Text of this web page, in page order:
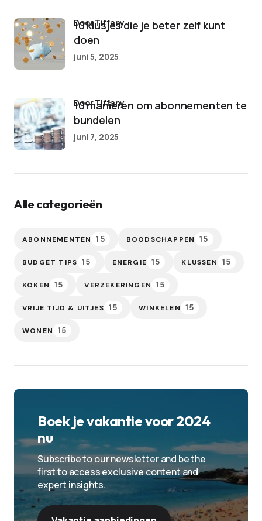
10 klusjes die je beter zelf kunt
doen
door Tiffany
juni 5, 2025
10 manieren om abonnementen te
bundelen
door Tiffany
juni 7, 2025
Alle categorieën
ABONNEMENTEN 15 BOODSCHAPPEN 15
BUDGET TIPS 15 ENERGIE 15 KLUSSEN 15
KOKEN 15 VERZEKERINGEN 15
VRIJE TIJD & UITJES 15 WINKELEN 15
WONEN 15
Boek je vakantie voor 2024
nu
Subscribe to our newsletter and be the
first to access exclusive content and
expert insights.